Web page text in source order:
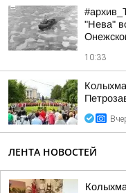
"Нева"
10:33
ЛЕНТА НОВОСТЕЙ